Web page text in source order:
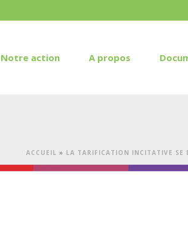
Notre action A propos
ACCUEIL » LA TARIFICATION INCITATIVE SE